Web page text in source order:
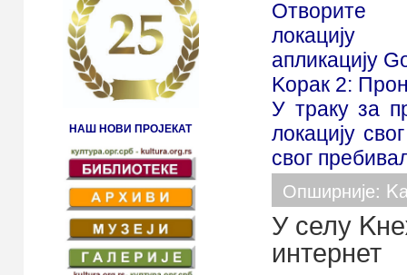
НАШ НОВИ ПРОЈЕКАТ
апликацију
Kорак 2:
У траку за
локацију
свог
Опширније:
У селу
интернет